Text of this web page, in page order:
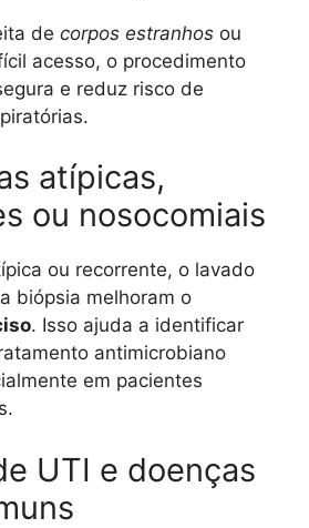
de corpos estranhos ou
acesso, o procedimento
e reduz risco de
atípicas,
ou nosocomiais
ou recorrente, o lavado
biópsia melhoram o
. Isso ajuda a identificar
antimicrobiano
em pacientes
UTI e doenças